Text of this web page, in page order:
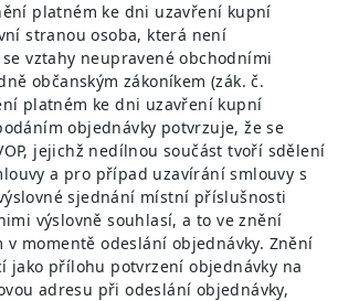
platném ke dni uzavření kupní
stranou osoba, která není
vztahy neupravené obchodními
občanským zákoníkem (zák. č.
platném ke dni uzavření kupní
objednávky potvrzuje, že se
jejichž nedílnou součást tvoří sdělení
a pro případ uzavírání smlouvy s
sjednání místní příslušnosti
výslovně souhlasí, a to ve znění
momentě odeslání objednávky. Znění
jako přílohu potvrzení objednávky na
adresu při odeslání objednávky,